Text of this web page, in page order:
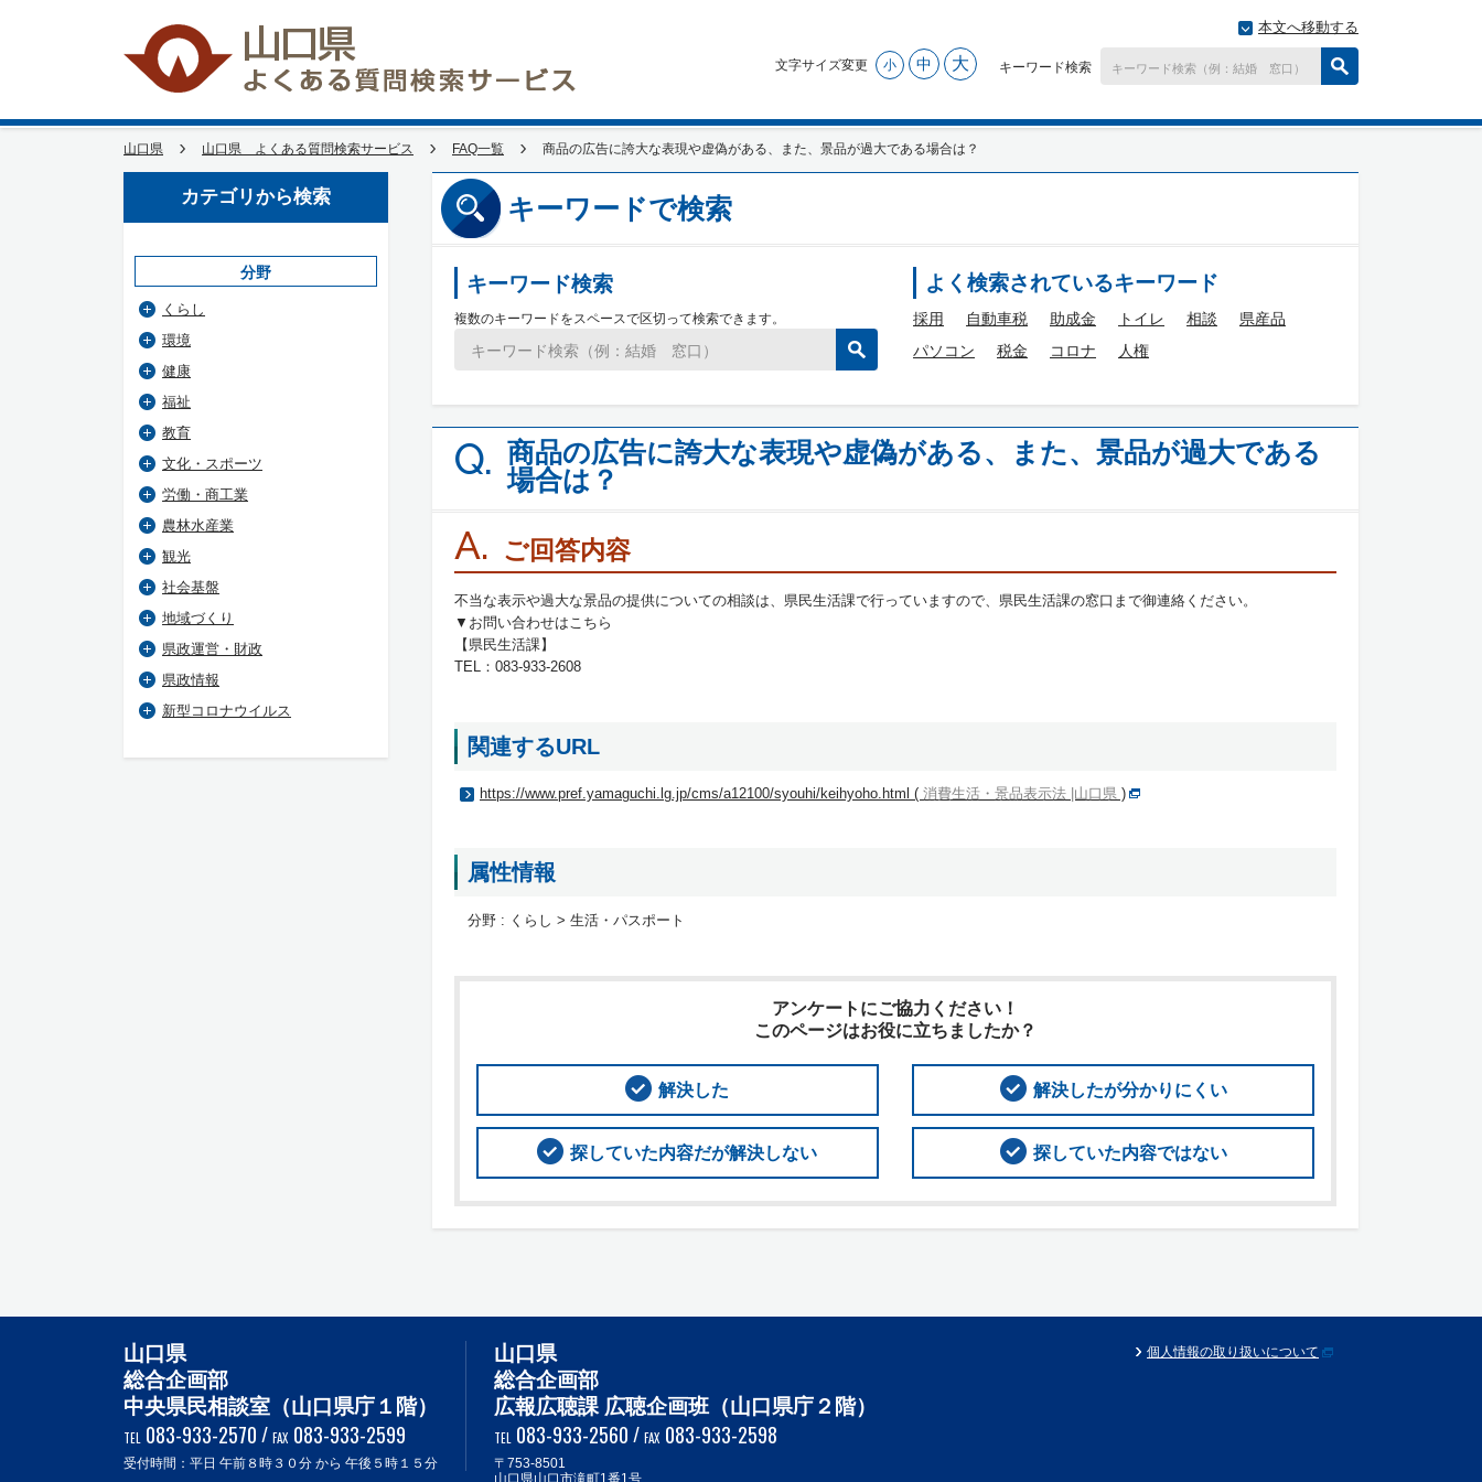
本文へ移動する
文字サイズ変更 小 中 大 キーワード検索
山口県 山口県 よくある質問検索サービス FAQ一覧 商品の広告に誇大な表現や虚偽がある、また、景品が過大である場合は？
キーワードで検索
キーワード検索
複数のキーワードをスペースで区切って検索できます。
よく検索されているキーワード
採用 自動車税 助成金 トイレ 相談
県産品
パソコン
税金 コロナ 人権
Q. 商品の広告に誇大な表現や虚偽がある、また、景品が過大である
場合は？
A. ご回答内容
不当な表示や過大な景品の提供についての相談は、県民生活課で行っていますので、県民生活課の窓口まで御連絡ください。
▼お問い合わせはこちら
【県民生活課】
TEL：083-933-2608
関連するURL
https://www.pref.yamaguchi.lg.jp/cms/a12100/syouhi/keihyoho.html ( 消費生活・景品表示法 |山口県 )
属性情報
分野 : くらし > 生活・パスポート
アンケートにご協力ください！
このページはお役に立ちましたか？
解決した 解決したが分かりにくい
探していた内容だが解決しない 探していた内容ではない
カテゴリから検索
分野
くらし
環境
健康
福祉
教育
文化・スポーツ
労働・商工業
農林水産業
観光
社会基盤
地域づくり
県政運営・財政
県政情報
新型コロナウイルス
山口県
総合企画部
中央県民相談室（山口県庁１階）
TEL 083-933-2570 / FAX 083-933-2599
受付時間：平日 午前８時３０分 から 午後５時１５分
山口県
総合企画部
広報広聴課 広聴企画班（山口県庁２階）
TEL 083-933-2560 / FAX 083-933-2598
〒753-8501
個人情報の取り扱いについて